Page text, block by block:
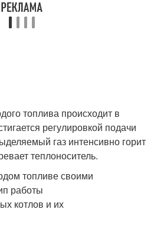
топлива происходит в
регулировкой подачи
газ интенсивно горит
теплоноситель.